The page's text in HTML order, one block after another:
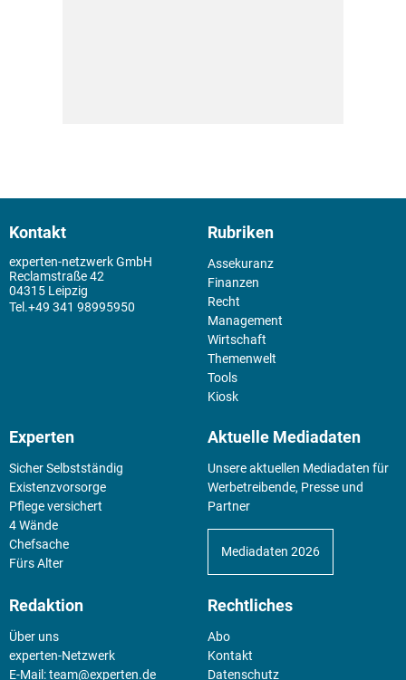
Kontakt
experten-netzwerk GmbH
Reclamstraße 42
04315 Leipzig
+49 341 98995950
Rubriken
Assekuranz
Finanzen
Recht
Management
Wirtschaft
Themenwelt
Tools
Kiosk
Experten
Sicher Selbstständig
Existenz­vorsorge
Pflege versichert
4 Wände
Chefsache
Fürs Alter
Aktuelle Mediadaten
Unsere aktuellen Mediadaten für
Werbetreibende, Presse und
Partner
Mediadaten 2026
Redaktion
Über uns
experten-Netzwerk
E-Mail:team@experten.de
Rechtliches
Abo
Kontakt
Datenschutz